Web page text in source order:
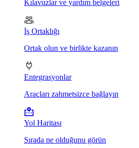
Kılavuzlar ve yardım belgeleri
İş Ortaklığı
Ortak olun ve birlikte kazanın
Entegrasyonlar
Araçları zahmetsizce bağlayın
Yol Haritası
Sırada ne olduğunu görün